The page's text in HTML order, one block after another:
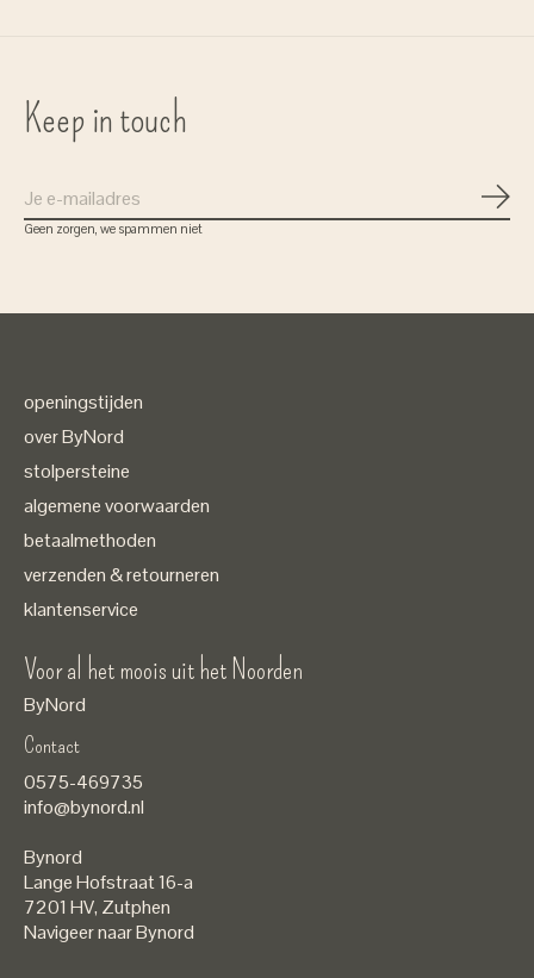
Keep in touch
Geen zorgen, we spammen niet
openingstijden
over ByNord
stolpersteine
algemene voorwaarden
betaalmethoden
verzenden & retourneren
klantenservice
Voor al het moois uit het Noorden
ByNord
Contact
0575-469735
info@bynord.nl
Bynord
Lange Hofstraat 16-a
7201 HV, Zutphen
Navigeer naar Bynord